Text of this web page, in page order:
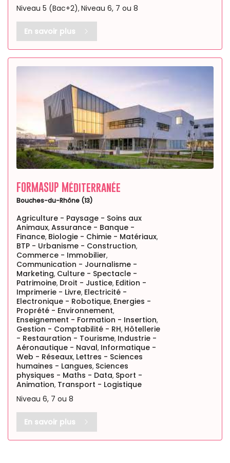
Niveau 5 (Bac+2), Niveau 6, 7 ou 8
En savoir plus
FORMASUP Méditerranée
Bouches-du-Rhône (13)
Agriculture - Paysage - Soins aux
Animaux, Assurance - Banque -
Finance, Biologie - Chimie - Matériaux,
BTP - Urbanisme - Construction,
Commerce - Immobilier,
Communication - Journalisme -
Marketing, Culture - Spectacle -
Patrimoine, Droit - Justice, Edition -
Imprimerie - Livre, Electricité -
Electronique - Robotique, Energies -
Proprété - Environnement,
Enseignement - Formation - Insertion,
Gestion - Comptabilité - RH, Hôtellerie
- Restauration - Tourisme, Industrie -
Aéronautique - Naval, Informatique -
Web - Réseaux, Lettres - Sciences
humaines - Langues, Sciences
physiques - Maths - Data, Sport -
Animation, Transport - Logistique
Niveau 6, 7 ou 8
En savoir plus